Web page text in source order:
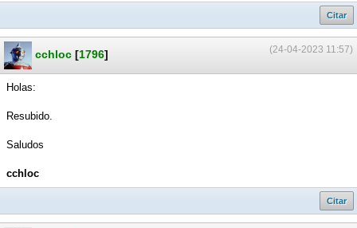
Citar
(24-04-2023 11:57)
cchloc [1796]
Holas:
Resubido.
Saludos
cchloc
Citar